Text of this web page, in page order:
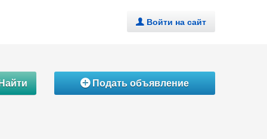
. Войти на сайт
ÁПодать объявление